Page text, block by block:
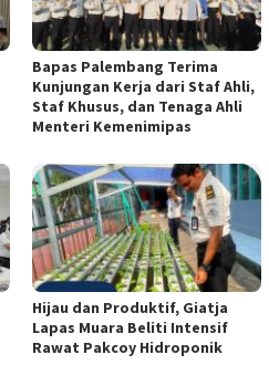
Bapas Palembang Terima
Kunjungan Kerja dari Staf Ahli,
Staf Khusus, dan Tenaga Ahli
Menteri Kemenimipas
Hijau dan Produktif, Giatja
Lapas Muara Beliti Intensif
Rawat Pakcoy Hidroponik